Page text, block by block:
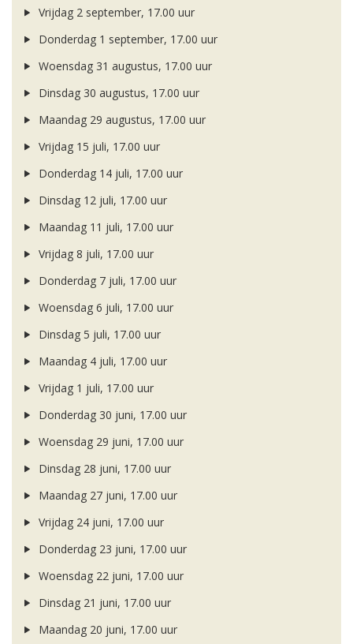
Vrijdag 2 september, 17.00 uur
Donderdag 1 september, 17.00 uur
Woensdag 31 augustus, 17.00 uur
Dinsdag 30 augustus, 17.00 uur
Maandag 29 augustus, 17.00 uur
Vrijdag 15 juli, 17.00 uur
Donderdag 14 juli, 17.00 uur
Dinsdag 12 juli, 17.00 uur
Maandag 11 juli, 17.00 uur
Vrijdag 8 juli, 17.00 uur
Donderdag 7 juli, 17.00 uur
Woensdag 6 juli, 17.00 uur
Dinsdag 5 juli, 17.00 uur
Maandag 4 juli, 17.00 uur
Vrijdag 1 juli, 17.00 uur
Donderdag 30 juni, 17.00 uur
Woensdag 29 juni, 17.00 uur
Dinsdag 28 juni, 17.00 uur
Maandag 27 juni, 17.00 uur
Vrijdag 24 juni, 17.00 uur
Donderdag 23 juni, 17.00 uur
Woensdag 22 juni, 17.00 uur
Dinsdag 21 juni, 17.00 uur
Maandag 20 juni, 17.00 uur